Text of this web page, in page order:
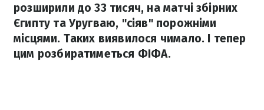
розширили до 33 тисяч, на матчі збірних
Єгипту та Уругваю, "сіяв" порожніми
місцями. Таких виявилося чимало. І тепер
цим розбиратиметься ФІФА.